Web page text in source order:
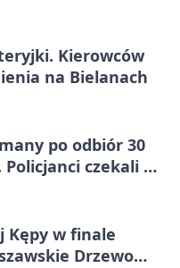
Kierowców
na Bielanach
po odbiór 30
Policjanci czekali w
Kępy w finale
Drzewo